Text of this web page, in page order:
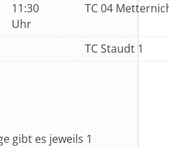
11:30
Uhr
TC 04
TC Staudt 1
gibt es jeweils 1